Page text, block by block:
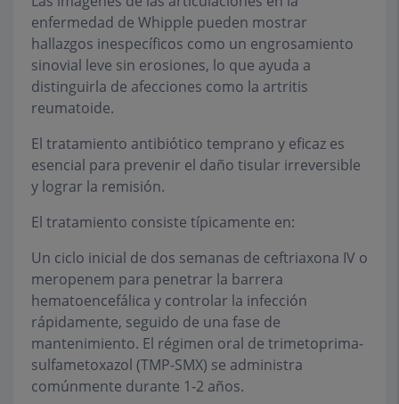
enfermedad de Whipple pueden mostrar
hallazgos inespecíficos como un engrosamiento
sinovial leve sin erosiones, lo que ayuda a
distinguirla de afecciones como la artritis
reumatoide.
El tratamiento antibiótico temprano y eficaz es
esencial para prevenir el daño tisular irreversible
y lograr la remisión.
El tratamiento consiste típicamente en:
Un ciclo inicial de dos semanas de ceftriaxona IV o
meropenem para penetrar la barrera
hematoencefálica y controlar la infección
rápidamente, seguido de una fase de
mantenimiento. El régimen oral de trimetoprima-
sulfametoxazol (TMP-SMX) se administra
comúnmente durante 1-2 años.